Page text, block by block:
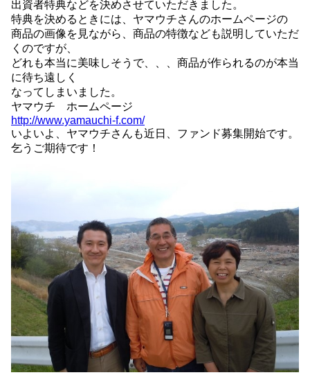
出資者特典などを決めさせていただきました。
特典を決めるときには、ヤマウチさんのホームページの
商品の画像を見ながら、商品の特徴なども説明していただ
くのですが、
どれも本当に美味しそうで、、、商品が作られるのが本当
に待ち遠しく
なってしまいました。
ヤマウチ ホームページ
http://www.yamauchi-f.com/
いよいよ、ヤマウチさんも近日、ファンド募集開始です。
乞うご期待です！